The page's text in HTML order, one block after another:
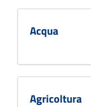
Acqua
Agricoltura